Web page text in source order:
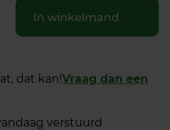
In winkelmand
dat kan!Vraag dan een
verstuurd